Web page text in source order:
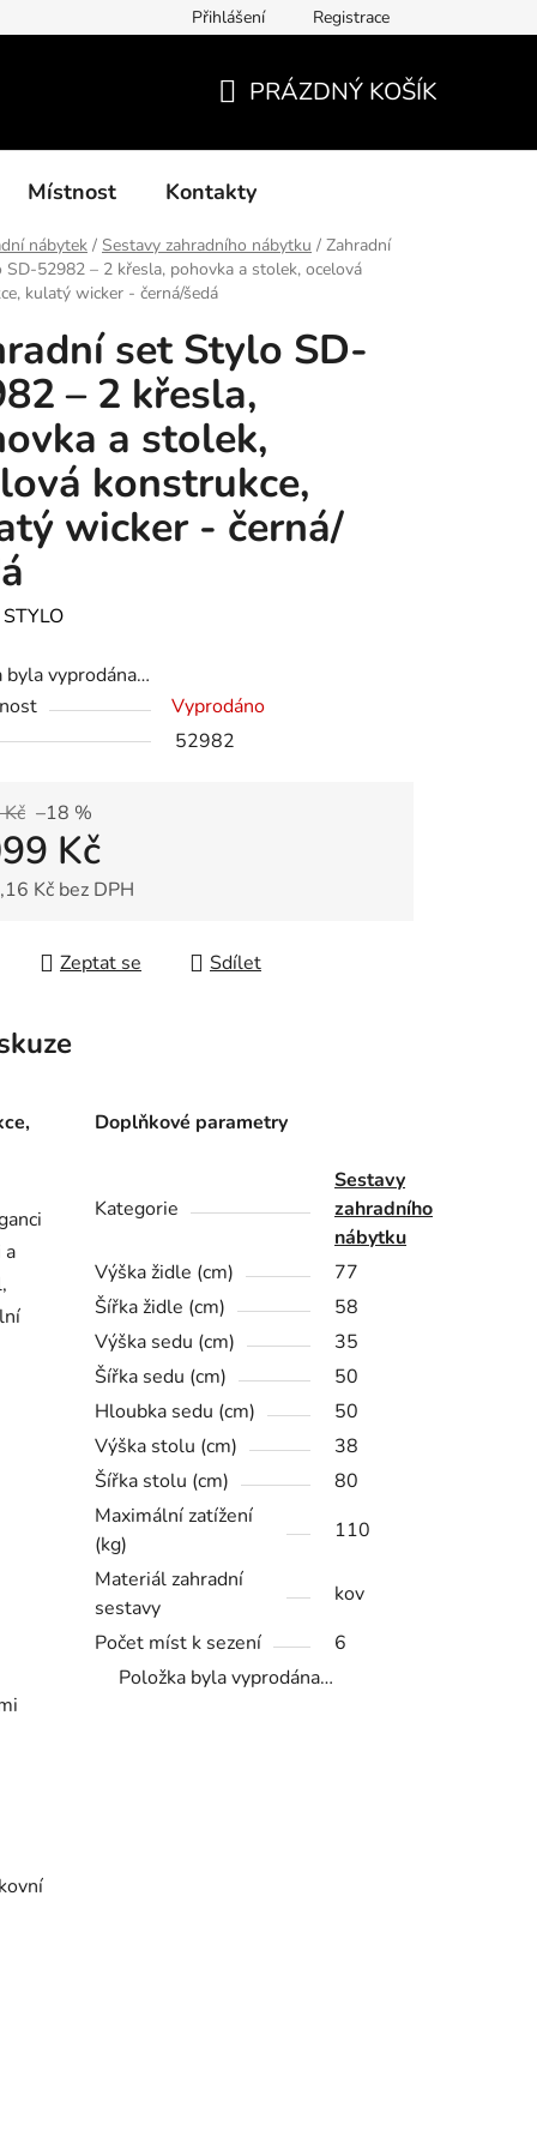
podmínky, způsoby platby, doba zpracování Platby GoPay
Přihlášení Registrace
KOŠÍK
PRÁZDNÝ KOŠÍK
Místnost Kontakty
nábytek / Sestavy zahradního nábytku / Zahradní
SD-52982 – 2 křesla, pohovka a stolek, ocelová
kulatý wicker - černá/šedá
set Stylo SD-
– 2 křesla,
a stolek,
konstrukce,
wicker - černá/
STYLO
byla vyprodána…
Vyprodáno
52982
–18 %
Kč
Kč bez DPH
Zeptat se Sdílet
a
Doplňkové parametry
Kategorie
Sestavy
zahradního
nábytku
Výška židle (cm)
77
Šířka židle (cm)
58
Výška sedu (cm)
35
Šířka sedu (cm)
50
Hloubka sedu (cm)
50
Výška stolu (cm)
38
Šířka stolu (cm)
80
Maximální zatížení
(kg)
110
Materiál zahradní
sestavy
kov
Počet míst k sezení
6
Položka byla vyprodána…